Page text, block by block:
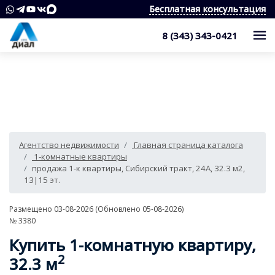
Бесплатная консультация
8 (343) 343-0421
1-комнатные квартиры
2-комнатные квартиры
4 и более комнатные квартиры
Комнаты
Дома, дачи, коттеджи
Участки
Аренда
Квартиры
Служба контроля качества
Наши награды
Специалист по недвижимости
Отзывы
Услуги
Продажа недвижимости
Покупка недвижимости
Покупка новостроек
Оценка квартиры
Для клиента
Как выбрать агентство недвижимости?
8 (343) 343-0421
Агентство недвижимости
Главная страница каталога
1-комнатные квартиры
продажа 1-к квартиры, Сибирский тракт, 24А, 32.3 м2,
13|15 эт.
Размещено 03-08-2026 (Обновлено 05-08-2026)
№ 3380
Купить 1-комнатную квартиру,
32.3 м2